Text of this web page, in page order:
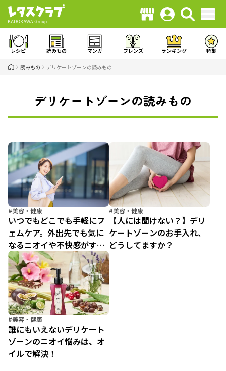
レシピ 読みもの マンガ フレンズ ランキング 特集
読みもの デリケートゾーンの読みもの
デリケートゾーンの読みもの
#美容・健康
いつでもどこでも手軽にフ
ェムケア。外出先でも気に
なるニオイや不快感がすっ
きり！
#美容・健康
【人には聞けない？】デリ
ケートゾーンのお手入れ、
どうしてますか？
#美容・健康
誰にもいえないデリケート
ゾーンのニオイ悩みは、オ
イルで解決！